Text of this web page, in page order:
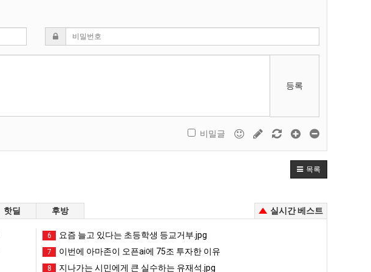
등록
비밀글
목록
핫딜 후방 실시간 베스트
6 요즘 늘고 있다는 초등학생 등교거부.jpg
7 이번에 아마존이 오픈ai에 75조 투자한 이유
8 지나가는 시민에게 큰 실수하는 유재석.jpg